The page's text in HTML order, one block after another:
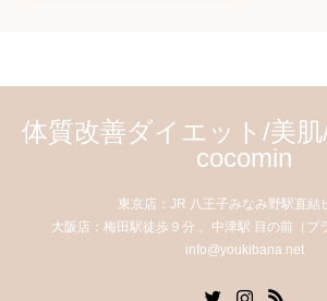
体質改善ダイエット/美
cocomin
東京店：JR 八王子みなみ野駅直結
大阪店：梅田駅徒歩９分 、中津駅 目の前（プ
info@youkibana.net